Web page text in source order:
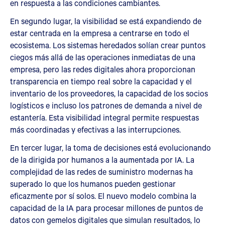
en respuesta a las condiciones cambiantes.
En segundo lugar, la visibilidad se está expandiendo de
estar centrada en la empresa a centrarse en todo el
ecosistema. Los sistemas heredados solían crear puntos
ciegos más allá de las operaciones inmediatas de una
empresa, pero las redes digitales ahora proporcionan
transparencia en tiempo real sobre la capacidad y el
inventario de los proveedores, la capacidad de los socios
logísticos e incluso los patrones de demanda a nivel de
estantería. Esta visibilidad integral permite respuestas
más coordinadas y efectivas a las interrupciones.
En tercer lugar, la toma de decisiones está evolucionando
de la dirigida por humanos a la aumentada por IA. La
complejidad de las redes de suministro modernas ha
superado lo que los humanos pueden gestionar
eficazmente por sí solos. El nuevo modelo combina la
capacidad de la IA para procesar millones de puntos de
datos con gemelos digitales que simulan resultados, lo